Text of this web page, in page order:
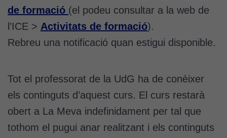
de formació (el podeu consultar a la web de
l’ICE > Activitats de formació).
Rebreu una notificació quan estigui disponible.
Tot el professorat de la UdG ha de conèixer
els continguts d’aquest curs. El curs restarà
obert a La Meva indefinidament per tal que
tothom el pugui anar realitzant i els continguts